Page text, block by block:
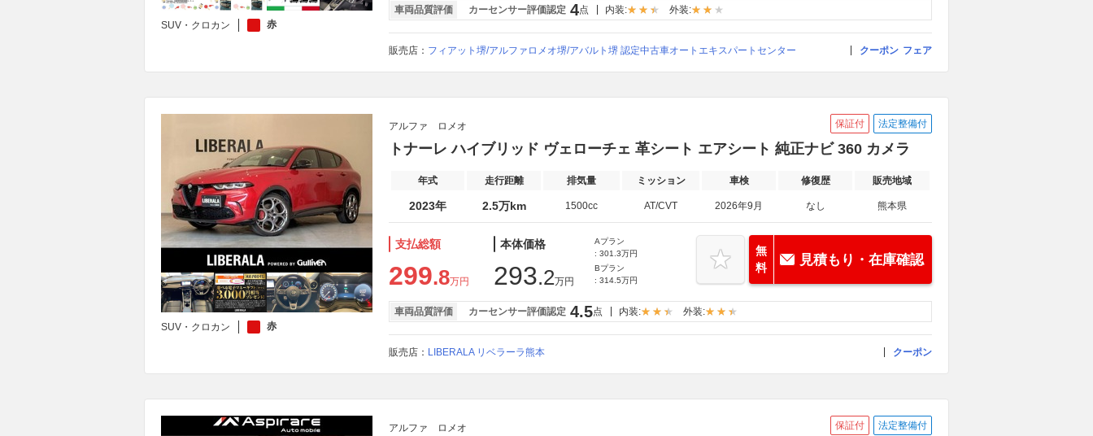
SUV・クロカン 赤
車両品質評価 カーセンサー評価認定 4点 内装: 外装:
販売店： フィアット堺/アルファロメオ堺/アバルト堺 認定中古車オートエキスパートセンター クーポン フェア
SUV・クロカン 赤
アルファ ロメオ 保証付 法定整備付
トナーレ ハイブリッド ヴェローチェ 革シート エアシート 純正ナビ 360 カメラ
年式 走行距離 排気量 ミッション 車検 修復歴 販売地域
2023年 2.5万km 1500cc AT/CVT 2026年9月 なし 熊本県
支払総額
299.8万円
本体価格
293.2万円
Aプラン
: 301.3万円
Bプラン
: 314.5万円
無
料
見積もり・在庫確認
車両品質評価 カーセンサー評価認定 4.5点 内装: 外装:
販売店： LIBERALA リベラーラ熊本 クーポン
アルファ ロメオ 保証付 法定整備付